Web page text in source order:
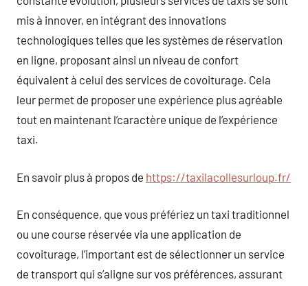
mis à innover, en intégrant des innovations
technologiques telles que les systèmes de réservation
en ligne, proposant ainsi un niveau de confort
équivalent à celui des services de covoiturage. Cela
leur permet de proposer une expérience plus agréable
tout en maintenant l’caractère unique de l’expérience
taxi.
En savoir plus à propos de https://taxilacollesurloup.fr/
En conséquence, que vous préfériez un taxi traditionnel
ou une course réservée via une application de
covoiturage, l’important est de sélectionner un service
de transport qui s’aligne sur vos préférences, assurant